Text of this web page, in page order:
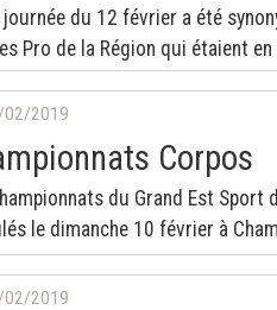
du 12 février a été
Pro de la Région qui étaient en
02/2019
Corpos
du Grand Est Sport
le dimanche 10 février à
02/2019